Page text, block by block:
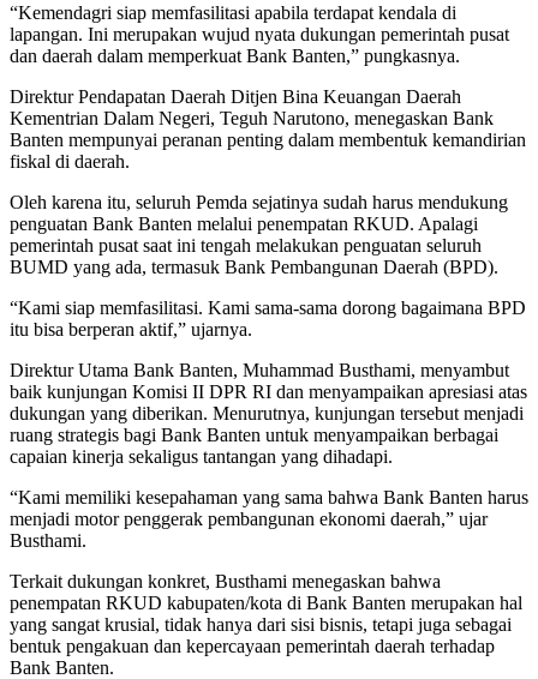
“Kemendagri siap memfasilitasi apabila terdapat kendala di
lapangan. Ini merupakan wujud nyata dukungan pemerintah pusat
dan daerah dalam memperkuat Bank Banten,” pungkasnya.
Direktur Pendapatan Daerah Ditjen Bina Keuangan Daerah
Kementrian Dalam Negeri, Teguh Narutono, menegaskan Bank
Banten mempunyai peranan penting dalam membentuk kemandirian
fiskal di daerah.
Oleh karena itu, seluruh Pemda sejatinya sudah harus mendukung
penguatan Bank Banten melalui penempatan RKUD. Apalagi
pemerintah pusat saat ini tengah melakukan penguatan seluruh
BUMD yang ada, termasuk Bank Pembangunan Daerah (BPD).
“Kami siap memfasilitasi. Kami sama-sama dorong bagaimana BPD
itu bisa berperan aktif,” ujarnya.
Direktur Utama Bank Banten, Muhammad Busthami, menyambut
baik kunjungan Komisi II DPR RI dan menyampaikan apresiasi atas
dukungan yang diberikan. Menurutnya, kunjungan tersebut menjadi
ruang strategis bagi Bank Banten untuk menyampaikan berbagai
capaian kinerja sekaligus tantangan yang dihadapi.
“Kami memiliki kesepahaman yang sama bahwa Bank Banten harus
menjadi motor penggerak pembangunan ekonomi daerah,” ujar
Busthami.
Terkait dukungan konkret, Busthami menegaskan bahwa
penempatan RKUD kabupaten/kota di Bank Banten merupakan hal
yang sangat krusial, tidak hanya dari sisi bisnis, tetapi juga sebagai
bentuk pengakuan dan kepercayaan pemerintah daerah terhadap
Bank Banten.